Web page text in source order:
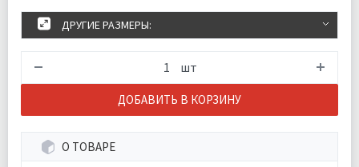
ДРУГИЕ РАЗМЕРЫ:
шт
ДОБАВИТЬ В КОРЗИНУ
О ТОВАРЕ